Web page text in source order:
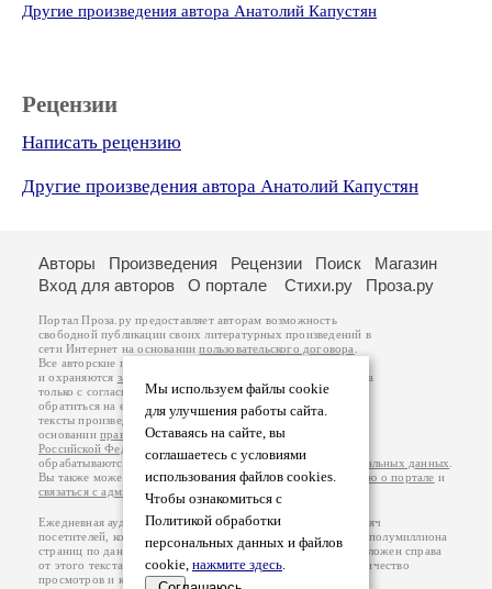
Другие произведения автора Анатолий Капустян
Рецензии
Написать рецензию
Другие произведения автора Анатолий Капустян
Мы используем файлы cookie
для улучшения работы сайта.
Оставаясь на сайте, вы
соглашаетесь с условиями
использования файлов cookies.
Чтобы ознакомиться с
Политикой обработки
персональных данных и файлов
cookie, нажмите здесь.
Авторы Произведения Рецензии Поиск
Магазин
Вход для авторов
О портале Стихи.ру Проза.ру
Портал Проза.ру предоставляет авторам возможность
свободной публикации своих литературных произведений в
сети Интернет на основаниипользовательского договора
Все авторские права на произведения принадлежат авторам
и охраняются законом
. Перепечатка произведений возможна
только с согласия его автора, к которому вы можете
обратиться на его авторской странице. Ответственность за
тексты произведений авторы несут самостоятельно на
основанииправил публикацииизаконодательства
Российской Федерации
обрабатываются на основанииПолитики обработки персональных данных
Вы также можете посмотреть более подробнуюинформацию о портале и
связаться с администрацией
Ежедневная аудитория портала Проза.ру – порядка 100 тысяч
посетителей, которые в общей сумме просматривают более полумиллиона
страниц по данным счетчика посещаемости, который расположен справа
от этого текста. В каждой графе указано по две цифры: количество
просмотров и количество посетителей.